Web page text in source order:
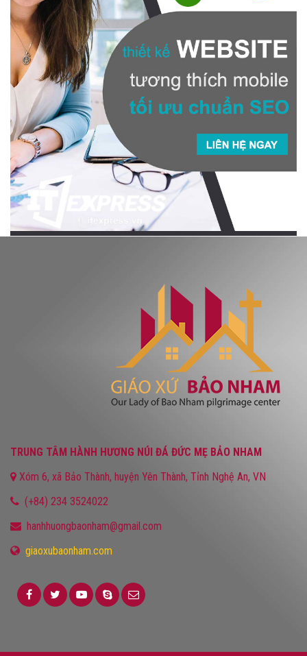
TRUNG TÂM HÀNH HƯƠNG NÚI ĐÁ ĐỨC MẸ BẢO NHAM
Xóm 6, xã Bảo Thành, huyện Yên Thành, Tỉnh Nghệ An, VN
(+84) 234 3524022
hanhhuongbaonham@gmail.com
giaoxubaonham.com